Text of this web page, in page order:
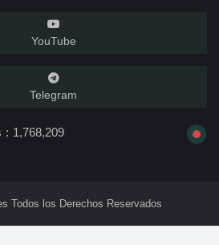
YouTube
Telegram
: 1,768,209
Todos los Derechos Reservados